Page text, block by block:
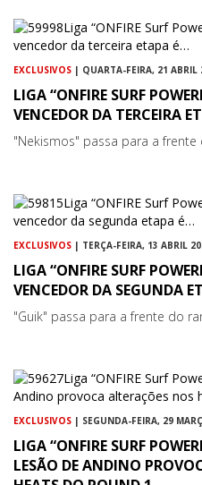
EXCLUSIVOS | QUARTA-FEIRA, 21 ABRIL
LIGA “ONFIRE SURF
VENCEDOR DA TERCEIRA
"Nekismos" passa para a frente
EXCLUSIVOS | TERÇA-FEIRA, 13 ABRIL
LIGA “ONFIRE SURF
VENCEDOR DA SEGUNDA
"Guik" passa para a frente do
EXCLUSIVOS | SEGUNDA-FEIRA, 29
LIGA “ONFIRE SURF
LESÃO DE ANDINO